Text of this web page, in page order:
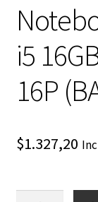
i5
16P
$1.327,20